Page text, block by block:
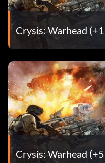
Crysis: Warhead
Crysis: Warhead